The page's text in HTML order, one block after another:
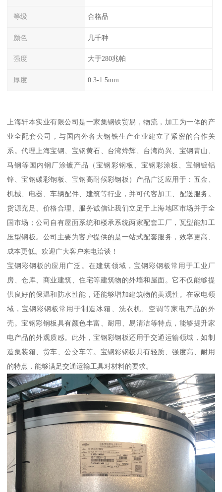
等级 合格品
颜色 几千种
强度 大于280兆帕
厚度 0.3-1.5mm
上海轩本实业有限公司是一家集钢铁贸易，物流，加工为一体的产
业全配套公司，与国内外各大钢铁生产企业建立了紧密的合作关
系。代理上海宝钢、宝钢黄石、台湾烨辉、台湾尚兴、宝钢青山、
马钢等国内钢厂涂镀产品（宝钢彩钢板、宝钢彩涂板、宝钢镀铝
锌、宝钢碳彩钢板、宝钢高耐候彩钢板）产品广泛应用于：五金、
机械、电器、车辆配件、建筑等行业，并可代客加工、配送服务。
货源充足、价格合理、服务诚信让我们立足于上海地区市场并于全
国市场；公司自有屋面系统和楼承系统两家配套工厂，瓦型能加工
压型钢板。公司主要为客户提供的是一站式配套服务，效率更高、
成本更低。欢迎广大客户来电洽谈！
宝钢彩钢板的应用广泛。在建筑领域，宝钢彩钢板常用于工业厂
房、仓库、商业建筑、住宅等建筑物的外墙和屋面。它不仅能够提
供良好的保温和防水性能，还能够增加建筑物的美观性。在家电领
域，宝钢彩钢板常用于制造冰箱、洗衣机、空调等家电产品的外
壳。宝钢彩钢板具有颜色丰富、耐用、易清洁等特点，能够提升家
电产品的外观质感。此外，宝钢彩钢板还用于交通运输领域，如制
造集装箱、货车、公交车等。宝钢彩钢板具有轻质、强度高、耐用
的特点，能够满足交通运输工具对材料的要求。